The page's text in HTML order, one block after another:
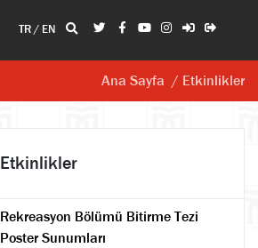
TR/ EN
Ana Sayfa / Etkinlikler
Etkinlikler
Rekreasyon Bölümü Bitirme Tezi
Poster Sunumları